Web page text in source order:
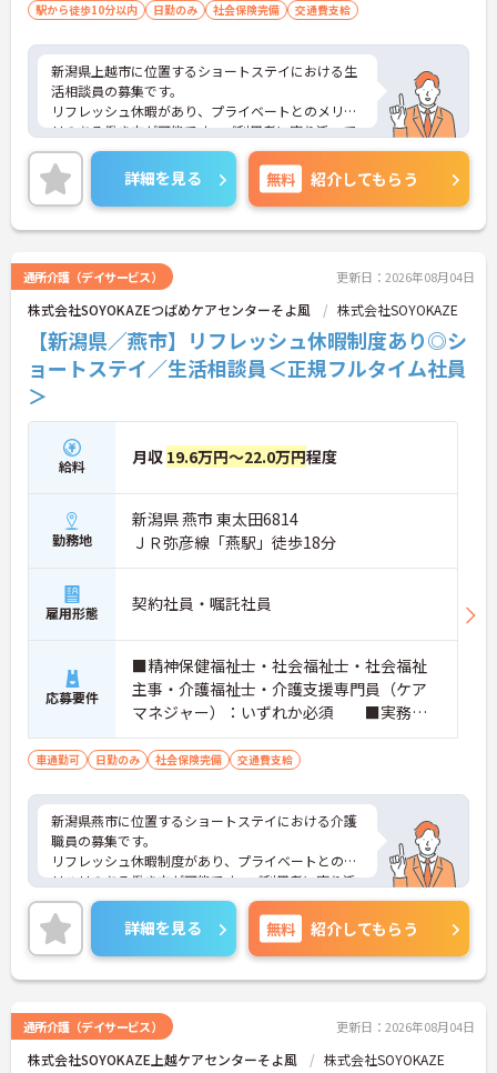
駅から徒歩10分以内 日勤のみ 社会保険完備 交通費支給
新潟県上越市に位置するショートステイにおける生
活相談員の募集です。
リフレッシュ休暇があり、プライベートとのメリハ
リのある働き方が可能です。ご利用者に寄り添って
介護サービスの提供を行っていただける方を募集し
ています。
ご興味のある方には、面接対策ポイントなど、さら
に詳細をご案内しますのでお気軽にご相談くださ
い！
詳細を見る 無料 紹介してもらう
通所介護（デイサービス） 更新日：2026年08月04日
株式会社SOYOKAZEつばめケアセンターそよ風 株式会社SOYOKAZE
【新潟県／燕市】リフレッシュ休暇制度あり◎シ
ョートステイ／生活相談員＜正規フルタイム社員
＞
給料 月収 19.6万円～22.0万円程度
勤務地
新潟県 燕市 東太田6814
ＪＲ弥彦線「燕駅」徒歩18分
雇用形態 契約社員・嘱託社員
応募要件
■精神保健福祉士・社会福祉士・社会福祉
主事・介護福祉士・介護支援専門員（ケア
マネジャー）：いずれか必須 ■実務経
験：不問 ■普通自動車運転免許
車通勤可 日勤のみ 社会保険完備 交通費支給
新潟県燕市に位置するショートステイにおける介護
職員の募集です。
リフレッシュ休暇制度があり、プライベートとのメ
リハリのある働き方が可能です。ご利用者に寄り添
ってサービスの提供を行っていただける方を募集し
ています。
ご興味のある方には、面接対策ポイントなど、さら
に詳細をご案内しますのでお気軽にご相談くださ
い！
詳細を見る 無料 紹介してもらう
通所介護（デイサービス） 更新日：2026年08月04日
株式会社SOYOKAZE上越ケアセンターそよ風 株式会社SOYOKAZE